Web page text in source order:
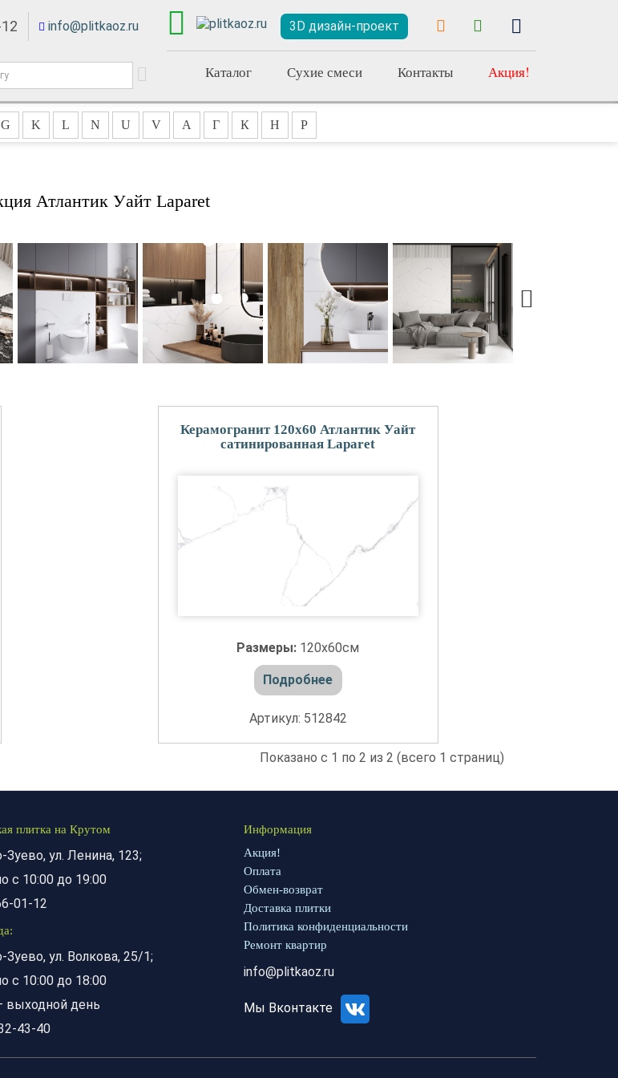
info@plitkaoz.ru 3D дизайн-проект
Каталог Сухие смеси Контакты Акция!
G K L N U V А Г К Н Р
Атлантик Уайт Laparet
Керамогранит 120x60 Атлантик Уайт
сатинированная Laparet
Размеры: 120x60см
Подробнее
Артикул: 512842
Показано с 1 по 2 из 2 (всего 1 страниц)
плитка на Крутом
Зуево, ул. Ленина, 123;
с 10:00 до 19:00
01-12
Зуево, ул. Волкова, 25/1;
с 10:00 до 18:00
выходной день
43-40
Информация
Акция!
Оплата
Обмен-возврат
Доставка плитки
Политика конфиденциальности
Ремонт квартир
info@plitkaoz.ru
Мы Вконтакте